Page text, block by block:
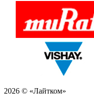
2026 © «Лайтком»